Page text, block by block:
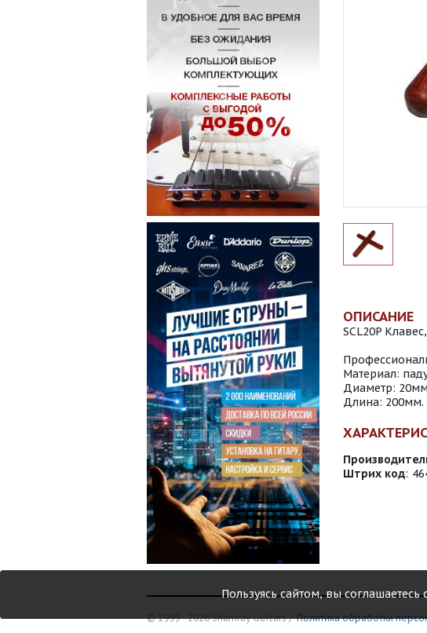
ОПИСАНИЕ
SCL20P
Материал:
Диаметр:
Длина: 200мм.
Штрих код:
© 1999 - 2026 Shamray Guitars /Политика обработки
Пользуясь сайтом, вы